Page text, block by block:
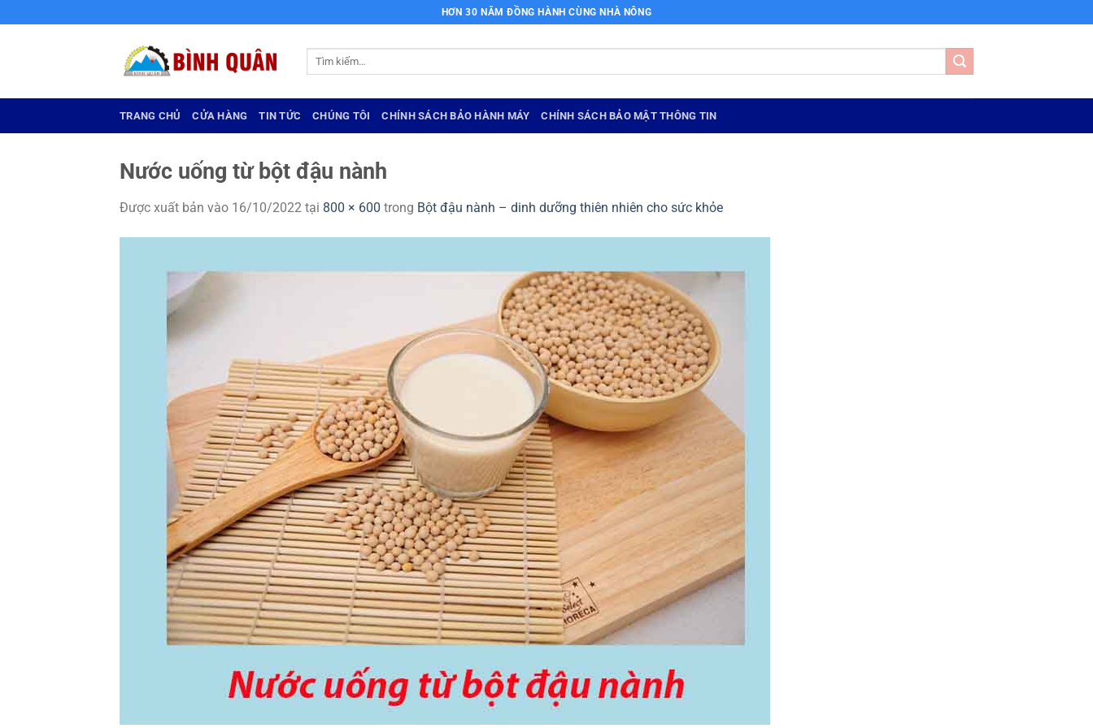
qua
HƠN 30 NĂM ĐỒNG HÀNH CÙNG NHÀ NÔNG
TRANG CHỦ CỬA HÀNG TIN TỨC CHÚNG TÔI CHÍNH SÁCH BẢO HÀNH MÁY CHÍNH SÁCH BẢO MẬT THÔNG TIN
Nước uống từ bột đậu nành
Được xuất bản vào 16/10/2022 tại 800 × 600 trong Bột đậu nành – dinh dưỡng thiên nhiên cho sức khỏe